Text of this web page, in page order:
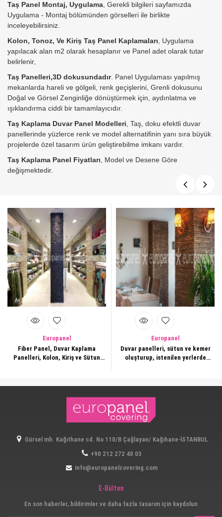
Taş Panel Montaj, Uygulama , Gerekli bilgileri sayfamızda
Uygulama - Montaj bölümünden görselleri ile birlikte
inceleyebilirsiniz.
Kolon, Tonoz, Ve Kiriş Taş Panel Kaplamaları , Uygulama
yapılacak alan m2 olarak hesaplanır ve Panel adet olarak tutar
belirlenir,
Taş Panelleri,3D dokusundadır. Panel Uygulaması yapılmış
mekanlarda hareli ve gölgeli, renk geçişlerini, Grenli dokusunu
Doğal ve Görsel Zenginliğe dönüştürmek için, aydınlatma ve
ışıklandırma ciddi bir tamamlayıcıdır.
Taş Kaplama Duvar Panel Modelleri , Taş, doku efektli duvar
panellerinde yüzlerce renk ve model alternatifinin yanı sıra büyük
projelerde özel tasarım ürün geliştirebilme imkanı vardır.
Taş Kaplama Panel Fiyatları , Model ve Desene Göre
değişmektedir.
Europanel
Fiber Panel, Duvar Kaplama
Panelleri, Kolon, Kiriş ve Sütun
Europanel
Duvar panelleri, sütun ve kemer
oluşturup, istenilen yerlerde
uygulamalar gerçekleştirilebilir.
Gürsel mh. Kağıthane cd. No 110/B Çağlayan/ Kağıhane-İSTANBUL
+90 212 272 40 03
info@europanelcovering.com
E-Bülten
En son haberler, bildirimler ve daha fazla tasarım için kaydolun